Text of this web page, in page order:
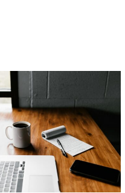
Registro
retributivo y
protección de
datos